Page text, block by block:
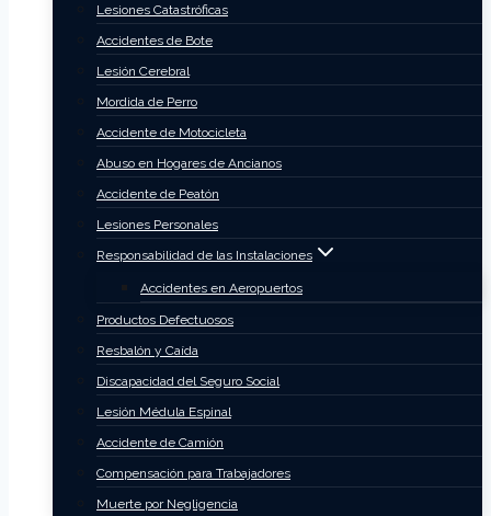
Lesiones Catastróficas
Accidentes de Bote
Lesión Cerebral
Mordida de Perro
Accidente de Motocicleta
Abuso en Hogares de Ancianos
Accidente de Peatón
Lesiones Personales
Responsabilidad de las Instalaciones
Accidentes en Aeropuertos
Productos Defectuosos
Resbalón y Caída
Discapacidad del Seguro Social
Lesión Médula Espinal
Accidente de Camión
Compensación para Trabajadores
Muerte por Negligencia